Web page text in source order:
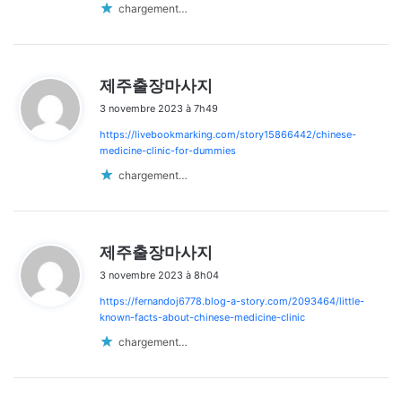
chargement…
제주출장마사지
t
:
3 novembre 2023 à 7h49
https://livebookmarking.com/story15866442/chinese-
medicine-clinic-for-dummies
chargement…
제주출장마사지
t
:
3 novembre 2023 à 8h04
https://fernandoj6778.blog-a-story.com/2093464/little-
known-facts-about-chinese-medicine-clinic
chargement…